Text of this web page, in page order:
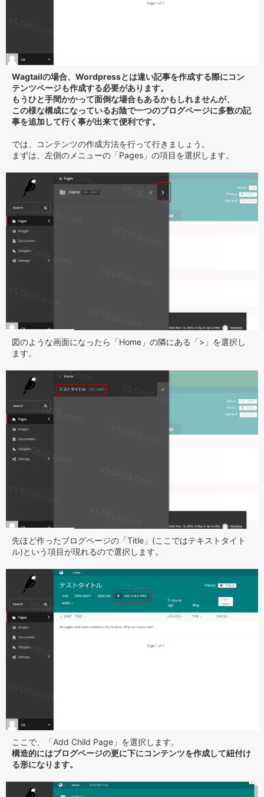
Wagtailの場合、Wordpressとは違い記事を作成する際にコン
テンツページも作成する必要があります。
もうひと手間かかって面倒な場合もあるかもしれませんが、
この様な構成になっているお陰で一つのブログページに多数の記
事を追加して行く事が出来て便利です。
では、コンテンツの作成方法を行って行きましょう。
まずは、左側のメニューの「Pages」の項目を選択します。
図のような画面になったら「Home」の隣にある「>」を選択し
ます。
先ほど作ったブログページの「Title」(ここではテキストタイト
ル)という項目が現れるので選択します。
ここで、「Add Child Page」を選択します。
構造的にはブログページの更に下にコンテンツを作成して紐付け
る形になります。